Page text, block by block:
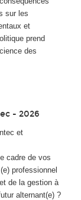
sur les
et
prend
des
- 2026
et
cadre de vos
professionnel
de la gestion à
alternant(e) ?